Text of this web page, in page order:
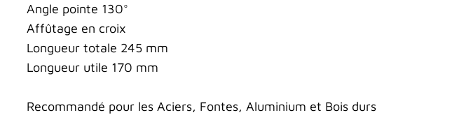
Angle pointe 130°
Affûtage en croix
Longueur totale 245 mm
Longueur utile 170 mm
Recommandé pour les Aciers, Fontes, Aluminium et Bois durs